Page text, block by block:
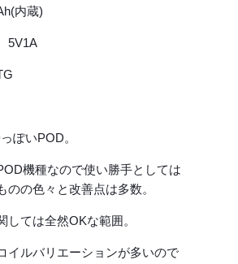
内蔵)
5V1A
ぽいPOD。
機種なので使い勝手としては
のの色々と改善点は多数。
ては全然OKな範囲。
イルバリエーションが多いので